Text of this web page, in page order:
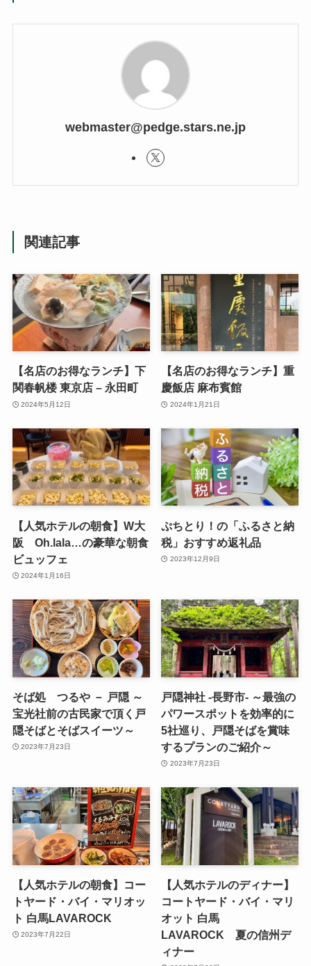
webmaster@pedge.stars.ne.jp
関連記事
【名店のお得なランチ】下
関春帆楼 東京店 – 永田町
2024年5月12日
【名店のお得なランチ】重
慶飯店 麻布賓館
2024年1月21日
【人気ホテルの朝食】W大
阪 Oh.lala…の豪華な朝食
ビュッフェ
2024年1月16日
ぷちとり！の「ふるさと納
税」おすすめ返礼品
2023年12月9日
そば処 つるや － 戸隠 ～
宝光社前の古民家で頂く戸
隠そばとそばスイーツ～
2023年7月23日
戸隠神社 -長野市- ～最強の
パワースポットを効率的に
5社巡り、戸隠そばを賞味
するプランのご紹介～
2023年7月23日
【人気ホテルの朝食】コー
トヤード・バイ・マリオッ
ト 白馬LAVAROCK
2023年7月22日
【人気ホテルのディナー】
コートヤード・バイ・マリ
オット 白馬
LAVAROCK 夏の信州デ
ィナー